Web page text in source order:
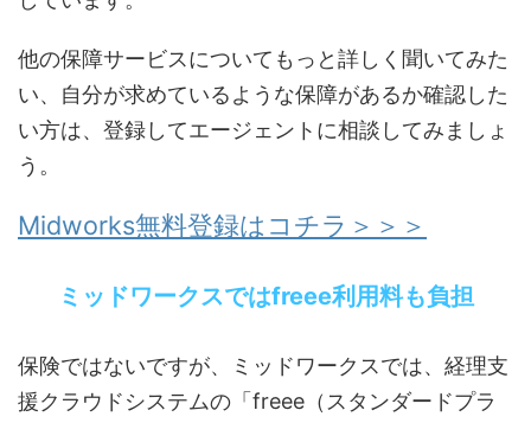
他の保障サービスについてもっと詳しく聞いてみた
い、自分が求めているような保障があるか確認した
い方は、登録してエージェントに相談してみましょ
う。
Midworks無料登録はコチラ＞＞＞
ミッドワークスではfreee利用料も負担
保険ではないですが、ミッドワークスでは、経理支
援クラウドシステムの「freee（スタンダードプラ